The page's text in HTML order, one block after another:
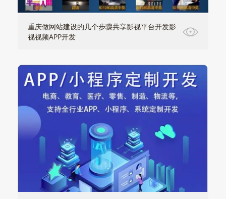
重庆做网站建设的几个步骤共享影视平台开发影
视视频APP开发